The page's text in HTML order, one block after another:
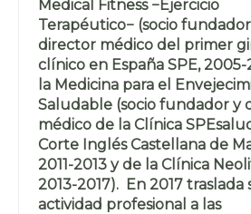
Medical Fitness −Ejercicio
Terapéutico− (socio
director médico del primer
clínico en España SPE, 2005-
la Medicina para el
Saludable (socio fundador y
médico de la Clínica
Corte Inglés Castellana de
2011-2013 y de la Clínica
2013-2017). En 2017 traslada
actividad profesional a las